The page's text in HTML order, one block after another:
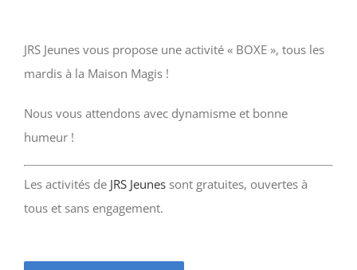
JRS Jeunes vous propose une activité « BOXE », tous les
mardis à la Maison Magis !
Nous vous attendons avec dynamisme et bonne
humeur !
Les activités de JRS Jeunes sont gratuites, ouvertes à
tous et sans engagement.